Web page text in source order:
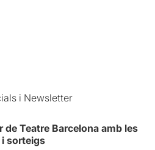
i Newsletter
Teatre Barcelona amb les
sorteigs